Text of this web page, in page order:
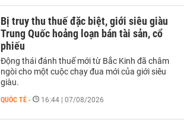
Bị truy thu thuế đặc biệt, giới siêu giàu
Trung Quốc hoảng loạn bán tài sản, cổ
phiếu
Động thái đánh thuế mới từ Bắc Kinh đã châm
ngòi cho một cuộc chạy đua mới của giới siêu
giàu.
QUỐC TẾ - 16:44 | 07/08/2026